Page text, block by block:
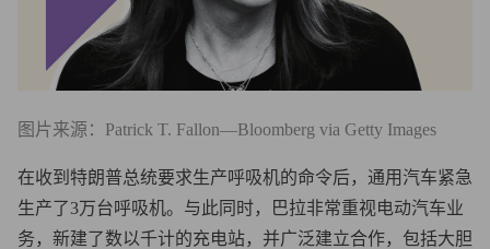
图片来源：Patrick T. Fallon—Bloomberg via Getty Images
在收到特朗普总统要求生产呼吸机的命令后，通用汽车紧急
生产了3万台呼吸机。与此同时，巴拉非常重视电动汽车业
务，新建了数以千计的充电站，并广泛建立合作，包括大胆